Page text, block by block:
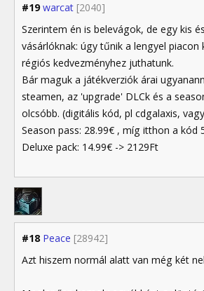
#19 warcat [2040]
Szerintem én is belevágok, de egy kis
vásárlóknak: úgy tűnik a lengyel piacon
régiós kedvezményhez juthatunk.
Bár maguk a játékverziók árai
steamen, az 'upgrade' DLCk és a
olcsóbb. (digitális kód, pl cdgalaxis,
Season pass: 28.99€ , míg itthon a kód
Deluxe pack: 14.99€ -> 2129Ft
#18 Peace [28942]
Azt hiszem normál alatt van még két